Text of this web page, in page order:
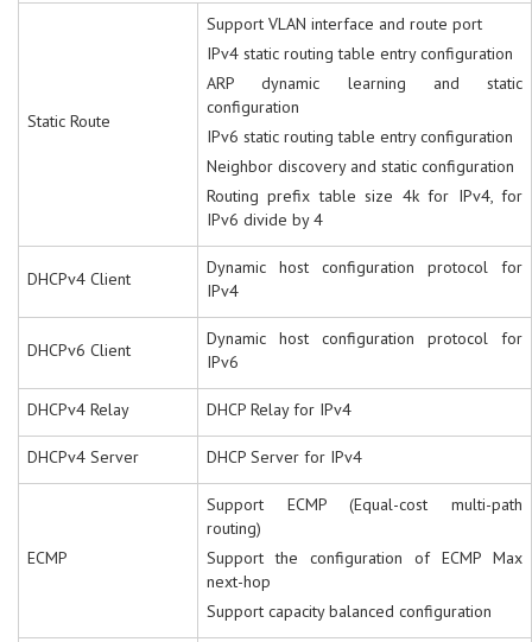
Static Route
Support VLAN interface and route port
IPv4 static routing table entry configuration
ARP dynamic learning and static
configuration
IPv6 static routing table entry configuration
Neighbor discovery and static configuration
Routing prefix table size 4k for IPv4, for
IPv6 divide by 4
DHCPv4 Client
Dynamic host configuration protocol for
IPv4
DHCPv6 Client
Dynamic host configuration protocol for
IPv6
DHCPv4 Relay DHCP Relay for IPv4
DHCPv4 Server DHCP Server for IPv4
ECMP
Support ECMP (Equal-cost multi-path
routing)
Support the configuration of ECMP Max
next-hop
Support capacity balanced configuration